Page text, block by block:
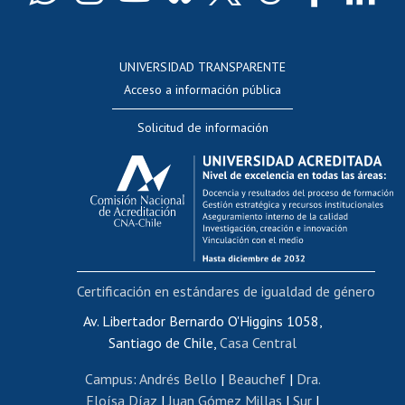
Evaluación docente
Calificación académica
Postulación al AUCAI
Funcionarias/os
Cursos internos de capacitación
Bienestar del personal
Portal de movilidad interna
Certificado de renta
Certificado de renta honorarios
Editar páginas blancas
UNIVERSIDAD TRANSPARENTE
Acceso a información pública
Solicitud de información
Av. Libertador Bernardo O'Higgins 1058,
Santiago de Chile, Casa Central
Campus: Andrés Bello | Beauchef| Dra.
Eloísa Díaz | Juan Gómez Millas | Sur |
Certificación en estándares de igualdad de género